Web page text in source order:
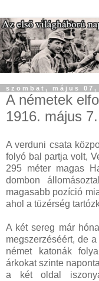
szombat, május 07,
A németek
1916. május 7.
A verduni csata
folyó bal partja volt,
295 méter magas
dombon
magasabb pozíció
ahol a tüzérség
A két sereg már
megszerzéséért, de
német katonák
árkokat szinte
a két oldal